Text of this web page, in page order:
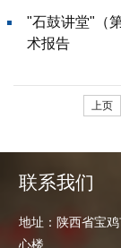
"石鼓讲堂"（
术报告
上页
联系我们
地址：陕西省宝
心楼